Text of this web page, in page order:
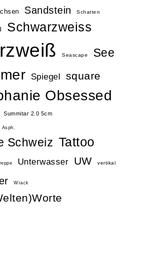
Sandstein Schatten
Schwarzweiss
Seascape See
Spiegel square
Obsessed
Summitar 2.0 5cm
Schweiz Tattoo
Unterwasser UW vertikal
Wrack